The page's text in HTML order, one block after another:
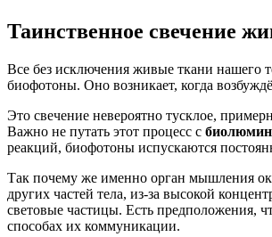
Таинственное свечение
Все без исключения живые ткани нашего
биофотоны. Оно возникает, когда
Это свечение невероятно тусклое,
Важно не путать этот процесс с
реакций, биофотоны испускаются
Так почему же именно орган мышления
других частей тела, из-за высокой
световые частицы. Есть предположения,
способах их коммуникации.